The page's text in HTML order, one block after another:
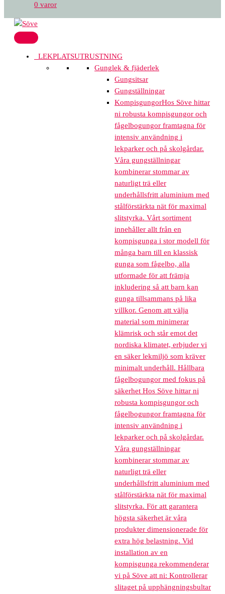
0 varor
LEKPLATSUTRUSTNING
Gunglek & fjäderlek
Gungsitsar
Gungställningar
KompisgungorHos Söve hittar
ni robusta kompisgungor och
fågelbogungor framtagna för
intensiv användning i
lekparker och på skolgårdar.
Våra gungställningar
kombinerar stommar av
naturligt trä eller
underhållsfritt aluminium med
stålförstärkta nät för maximal
slitstyrka. Vårt sortiment
innehåller allt från en
kompisgunga i stor modell för
många barn till en klassisk
gunga som fågelbo, alla
utformade för att främja
inkludering så att barn kan
gunga tillsammans på lika
villkor. Genom att välja
material som minimerar
klämrisk och står emot det
nordiska klimatet, erbjuder vi
en säker lekmiljö som kräver
minimalt underhåll. Hållbara
fågelbogungor med fokus på
säkerhet Hos Söve hittar ni
robusta kompisgungor och
fågelbogungor framtagna för
intensiv användning i
lekparker och på skolgårdar.
Våra gungställningar
kombinerar stommar av
naturligt trä eller
underhållsfritt aluminium med
stålförstärkta nät för maximal
slitstyrka. För att garantera
högsta säkerhet är våra
produkter dimensionerade för
extra hög belastning. Vid
installation av en
kompisgunga rekommenderar
vi på Söve att ni: Kontrollerar
slitaget på upphängningsbultar